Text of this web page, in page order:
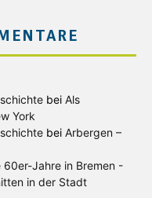
bei Als
York
bei Arbergen –
60er-Jahre in Bremen -
in der Stadt